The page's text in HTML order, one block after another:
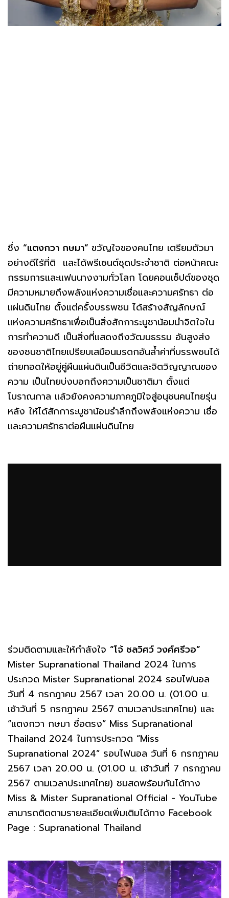
ซึ่ง “แตงกวา กษมา” ขวัญใจของคนไทย เตรียมตัวมา
อย่างดีไร้ที่ติ และได้พรีเซนต์ชุดประจำชาติ ต่อหน้าคณะ
กรรมการและแฟนนางงามทั่วโลก โดยคอนเซ็ปต์ของชุด
มีความหมายถึงพลังแห่งความเชื่อและความศรัทธา ต่อ
แผ่นดินไทย ตั้งแต่ครั้งบรรพชน ได้สร้างสัญลักษณ์
แห่งความศรัทธาเพื่อเป็นสิ่งสักการะบูชาน้อมนำจิตใจใน
การทำความดี เป็นสิ่งที่แสดงถึงวัฒนธรรม อันสูงส่ง
ของชนชาติไทยเปรียบเสมือนมรดกอันล้ำค่าที่บรรพชนได้
ถ่ายทอดให้อยู่คู่ผืนแผ่นดินเป็นชีวิตและจิตวิญญาณของ
ความ เป็นไทยบ่งบอกถึงความเป็นชาติมา ตั้งแต่
โบราณกาล แล้วยังคงความภาคภูมิใจสู่อนุชนคนไทยรุ่น
หลัง ให้ได้สักการะบูชาน้อมรำลึกถึงพลังแห่งความ เชื่อ
และความศรัทธาต่อผืนแผ่นดินไทย
ร่วมติดตามและให้กำลังใจ “โจ้ ชลวิศว์ วงศ์ศรีวอ”
Mister Supranational Thailand 2024 ในการ
ประกวด Mister Supranational 2024 รอบไฟนอล
วันที่ 4 กรกฎาคม 2567 เวลา 20.00 น. (01.00 น.
เช้าวันที่ 5 กรกฎาคม 2567 ตามเวลาประเทศไทย) และ
“แตงกวา กษมา ซื่อตรง” Miss Supranational
Thailand 2024 ในการประกวด “Miss
Supranational 2024” รอบไฟนอล วันที่ 6 กรกฎาคม
2567 เวลา 20.00 น. (01.00 น. เช้าวันที่ 7 กรกฎาคม
2567 ตามเวลาประเทศไทย) ชมสดพร้อมกันได้ทาง
Miss & Mister Supranational Official - YouTube
สามารถติดตามรายละเอียดเพิ่มเติมได้ทาง Facebook
Page : Supranational Thailand